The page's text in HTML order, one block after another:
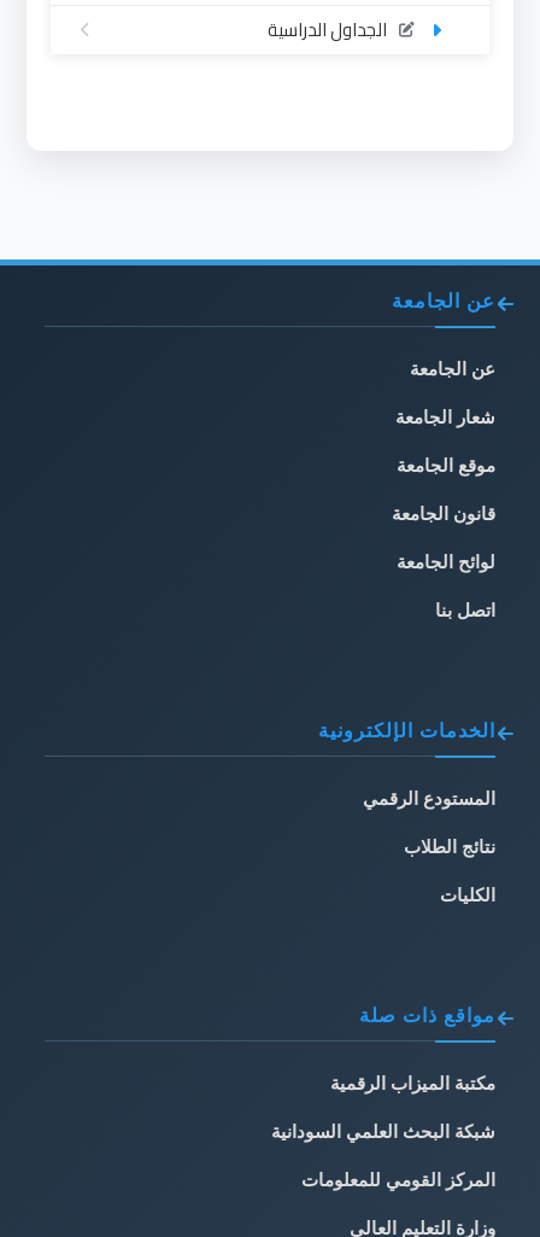
الجداول الدراسية
عن الجامعة
عن الجامعة
شعار الجامعة
موقع الجامعة
قانون الجامعة
لوائح الجامعة
اتصل بنا
الخدمات الإلكترونية
المستودع الرقمي
نتائج الطلاب
الكليات
مواقع ذات صلة
مكتبة الميزاب الرقمية
شبكة البحث العلمي السودانية
المركز القومي للمعلومات
وزارة التعليم العالي